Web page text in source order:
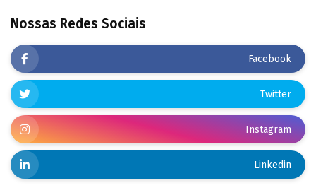
Nossas Redes Sociais
Facebook
Twitter
Instagram
Linkedin